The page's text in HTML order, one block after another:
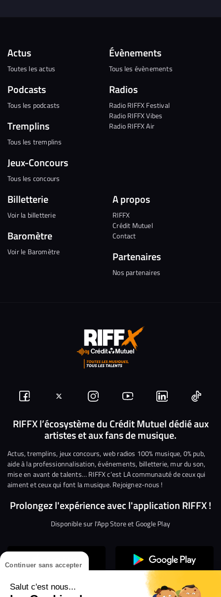
Continuer sans accepter
Salut c'est nous...
Actus
Toutes les actus
Podcasts
Tous les podcasts
Tremplins
Tous les tremplins
Jeux-Concours
Tous les concours
Évènements
Tous les évènements
Radios
Radio RIFFX Festival
Radio RIFFX Vibes
Radio RIFFX Air
Billetterie
Voir la billetterie
Baromètre
Voir le Baromètre
A propos
RIFFX
Crédit Mutuel
Contact
Partenaires
Nos partenaires
Suivez-
nous
Facebook
Suivez-
nous
sur
Twitter
Nous
rejoindre
sur
Instagram
Nous
rejoindre
sur
YouTube
Nous
rejoindre
sur
Linkedin
Nous
RIFFX l’écosystème du Crédit Mutuel dédié aux
artistes et aux fans de musique.
Actus, tremplins, jeux concours, web radios 100% musique, 0% pub,
aide à la professionnalisation, événements, billetterie, mur du son,
mise en avant de talents… RIFFX c’est LA communauté de ceux qui
aiment et ceux qui font la musique. Rejoignez-nous !
Prolongez l'expérience avec l'application RIFFX !
Disponible sur l'App Store et Google Play